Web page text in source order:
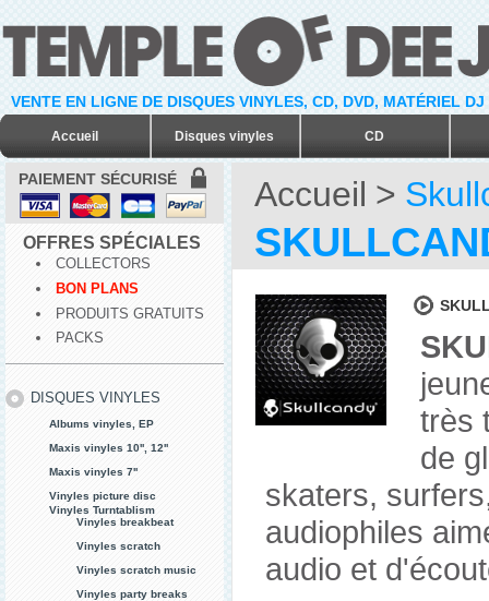
VENTE EN LIGNE DE DISQUES VINYLES, CD, DVD, MATÉRIEL
Accueil Disques vinyles CD
PAIEMENT SÉCURISÉ
OFFRES SPÉCIALES
COLLECTORS
BON PLANS
PRODUITS GRATUITS
PACKS
DISQUES VINYLES
Albums vinyles, EP
Maxis vinyles 10'', 12''
Maxis vinyles 7''
Vinyles picture disc
Vinyles Turntablism
Vinyles breakbeat
Vinyles scratch
Vinyles scratch music
Vinyles party breaks
Accueil >
très
de
skaters,
audiophiles
audio et